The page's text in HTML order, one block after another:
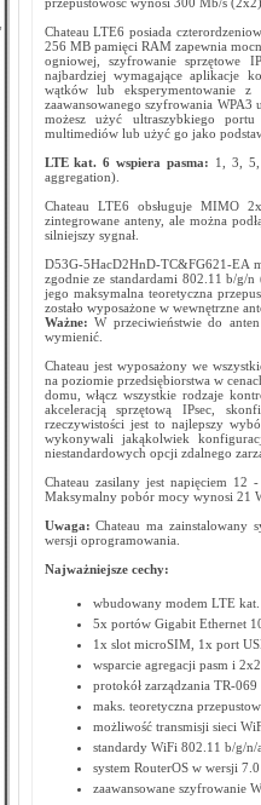
Chateau LTE6 posiada
256 MB pamięci RAM zapewnia
ogniowej, szyfrowanie sprzętowe
najbardziej wymagające aplikacje
wątków lub eksperymentowanie z
zaawansowanego szyfrowania
możesz użyć ultraszybkiego
multimediów lub użyć go jako
LTE kat. 6 wspiera pasma: 1, 3, 5,
aggregation).
Chateau LTE6 obsługuje MIMO
zintegrowane anteny, ale można
silniejszy sygnał.
D53G-5HacD2HnD-TC&FG621-EA
zgodnie ze standardami 802.11 b/g/
jego maksymalna teoretyczna
zostało wyposażone w wewnętrzne
Ważne: W przeciwieństwie do
wymienić.
Chateau jest wyposażony we
na poziomie przedsiębiorstwa w
domu, włącz wszystkie rodzaje
akceleracją sprzętową IPsec,
rzeczywistości jest to najlepszy
wykonywali jakąkolwiek
niestandardowych opcji zdalnego
Chateau zasilany jest napięciem
Maksymalny pobór mocy wynosi 21
Uwaga: Chateau ma zainstalowany
wersji oprogramowania.
Najważniejsze cechy:
wbudowany modem LTE
5x portów Gigabit Ethernet
1x slot microSIM, 1x port
wsparcie agregacji pasm i
protokół zarządzania TR-069
maks. teoretyczna
możliwość transmisji sieci
standardy WiFi 802.11 b/g/n/
system RouterOS w wersji
zaawansowane szyfrowanie